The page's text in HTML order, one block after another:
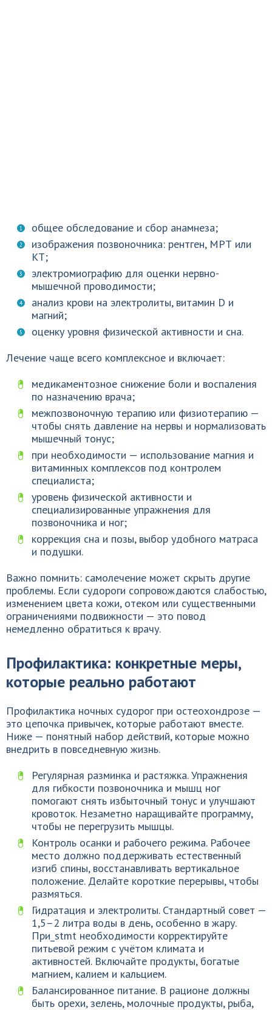
общее обследование и сбор анамнеза;
изображения позвоночника: рентген, МРТ или
КТ;
электромиографию для оценки нервно-
мышечной проводимости;
анализ крови на электролиты, витамин D и
магний;
оценку уровня физической активности и сна.
Лечение чаще всего комплексное и включает:
медикаментозное снижение боли и воспаления
по назначению врача;
межпозвоночную терапию или физиотерапию —
чтобы снять давление на нервы и нормализовать
мышечный тонус;
при необходимости — использование магния и
витаминных комплексов под контролем
специалиста;
уровень физической активности и
специализированные упражнения для
позвоночника и ног;
коррекция сна и позы, выбор удобного матраса
и подушки.
Важно помнить: самолечение может скрыть другие
проблемы. Если судороги сопровождаются слабостью,
изменением цвета кожи, отеком или существенными
ограничениями подвижности — это повод
немедленно обратиться к врачу.
Профилактика: конкретные меры,
которые реально работают
Профилактика ночных судорог при остеохондрозе —
это цепочка привычек, которые работают вместе.
Ниже — понятный набор действий, которые можно
внедрить в повседневную жизнь.
Регулярная разминка и растяжка. Упражнения
для гибкости позвоночника и мышц ног
помогают снять избыточный тонус и улучшают
кровоток. Незаметно наращивайте программу,
чтобы не перегрузить мышцы.
Контроль осанки и рабочего режима. Рабочее
место должно поддерживать естественный
изгиб спины, восстанавливать вертикальное
положение. Делайте короткие перерывы, чтобы
размяться.
Гидратация и электролиты. Стандартный совет —
1,5–2 литра воды в день, особенно в жару.
При_stmt необходимости корректируйте
питьевой режим с учётом климата и
активностей. Включайте продукты, богатые
магнием, калием и кальцием.
Балансированное питание. В рационе должны
быть орехи, зелень, молочные продукты, рыба,